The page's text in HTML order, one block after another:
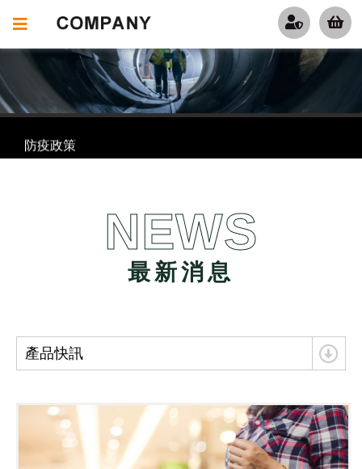
防疫政策
休息公告
防疫政策
NEWS
最新消息
產品快訊